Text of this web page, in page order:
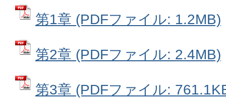
第1章 (PDFファイル: 1.2MB)
第2章 (PDFファイル: 2.4MB)
第3章 (PDFファイル: